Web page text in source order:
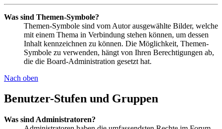
Was sind Themen-Symbole?
Themen-Symbole sind vom Autor ausgewählte Bilder, welche
mit einem Thema in Verbindung stehen können, um dessen
Inhalt kennzeichnen zu können. Die Möglichkeit, Themen-
Symbole zu verwenden, hängt von Ihren Berechtigungen ab,
die die Board-Administration gesetzt hat.
Nach oben
Benutzer-Stufen und Gruppen
Was sind Administratoren?